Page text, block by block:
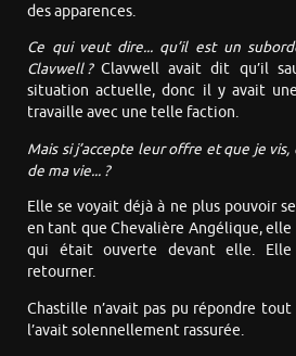
des apparences.
Ce qui veut dire... qu’il est un
Clavwell ?Clavwell avait dit qu’il
situation actuelle, donc il y avait
travaille avec une telle faction.
Mais si j’accepte leur offre et que je
de ma vie... ?
Elle se voyait déjà à ne plus pouvoir
en tant que Chevalière Angélique, elle
qui était ouverte devant elle.
retourner.
Chastille n’avait pas pu répondre tout
l’avait solennellement rassurée.